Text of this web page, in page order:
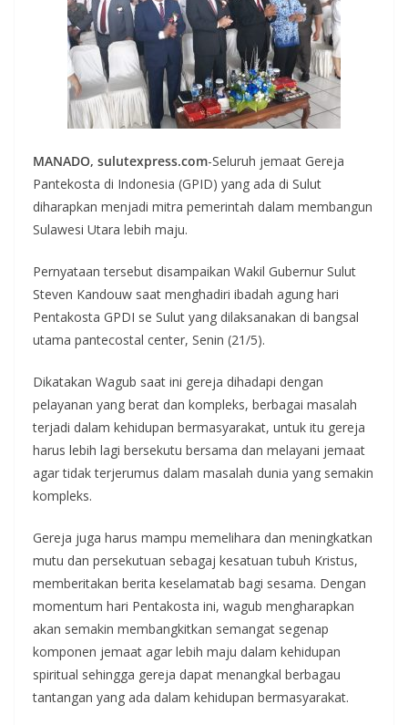
MANADO, sulutexpress.com-Seluruh jemaat Gereja
Pantekosta di Indonesia (GPID) yang ada di Sulut
diharapkan menjadi mitra pemerintah dalam membangun
Sulawesi Utara lebih maju.
Pernyataan tersebut disampaikan Wakil Gubernur Sulut
Steven Kandouw saat menghadiri ibadah agung hari
Pentakosta GPDI se Sulut yang dilaksanakan di bangsal
utama pantecostal center, Senin (21/5).
Dikatakan Wagub saat ini gereja dihadapi dengan
pelayanan yang berat dan kompleks, berbagai masalah
terjadi dalam kehidupan bermasyarakat, untuk itu gereja
harus lebih lagi bersekutu bersama dan melayani jemaat
agar tidak terjerumus dalam masalah dunia yang semakin
kompleks.
Gereja juga harus mampu memelihara dan meningkatkan
mutu dan persekutuan sebagaj kesatuan tubuh Kristus,
memberitakan berita keselamatab bagi sesama. Dengan
momentum hari Pentakosta ini, wagub mengharapkan
akan semakin membangkitkan semangat segenap
komponen jemaat agar lebih maju dalam kehidupan
spiritual sehingga gereja dapat menangkal berbagau
tantangan yang ada dalam kehidupan bermasyarakat.